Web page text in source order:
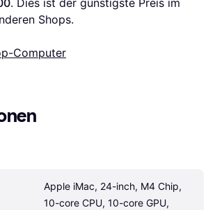
. Dies ist der günstigste Preis im
Shops.
Computer
Apple iMac, 24-inch, M4 Chip,
10-core CPU, 10-core GPU,